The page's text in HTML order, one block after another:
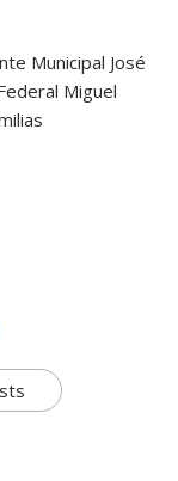
Municipal José
Miguel